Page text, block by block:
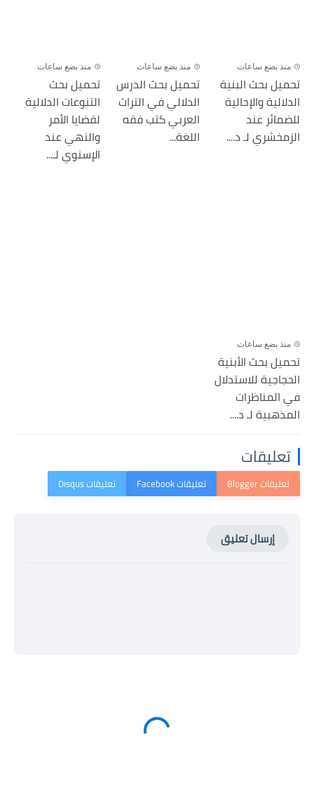
منذ بضع ساعات
تحميل بحث البنية
الدلالية والإحالية
للضمائر عند
الزمخشري لـ د....
منذ بضع ساعات
تحميل بحث الدرس
الدلالي في التراث
العربي كتب فقه
اللغة...
منذ بضع ساعات
تحميل بحث
التنوعات الدلالية
لقضايا الأمر
والنهي عند
الإسنوي لـ...
منذ بضع ساعات
تحميل بحث الأبنية
الحجاجية للاستدلال
في المناظرات
المذهبية لـ د....
تعليقات
إرسال تعليق